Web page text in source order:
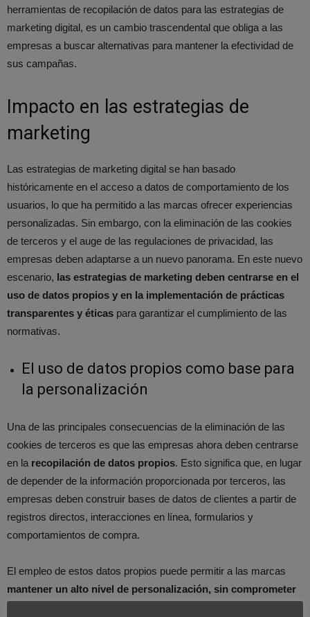
herramientas de recopilación de datos para las estrategias de
marketing digital, es un cambio trascendental que obliga a las
empresas a buscar alternativas para mantener la efectividad de
sus campañas.
Impacto en las estrategias de
marketing
Las estrategias de marketing digital se han basado
históricamente en el acceso a datos de comportamiento de los
usuarios, lo que ha permitido a las marcas ofrecer experiencias
personalizadas. Sin embargo, con la eliminación de las cookies
de terceros y el auge de las regulaciones de privacidad, las
empresas deben adaptarse a un nuevo panorama. En este nuevo
escenario, las estrategias de marketing deben centrarse en el
uso de datos propios y en la implementación de prácticas
transparentes y éticas para garantizar el cumplimiento de las
normativas.
El uso de datos propios como base para
la personalización
Una de las principales consecuencias de la eliminación de las
cookies de terceros es que las empresas ahora deben centrarse
en la recopilación de datos propios. Esto significa que, en lugar
de depender de la información proporcionada por terceros, las
empresas deben construir bases de datos de clientes a partir de
registros directos, interacciones en línea, formularios y
comportamientos de compra.
El empleo de estos datos propios puede permitir a las marcas
mantener un alto nivel de personalización, sin comprometer